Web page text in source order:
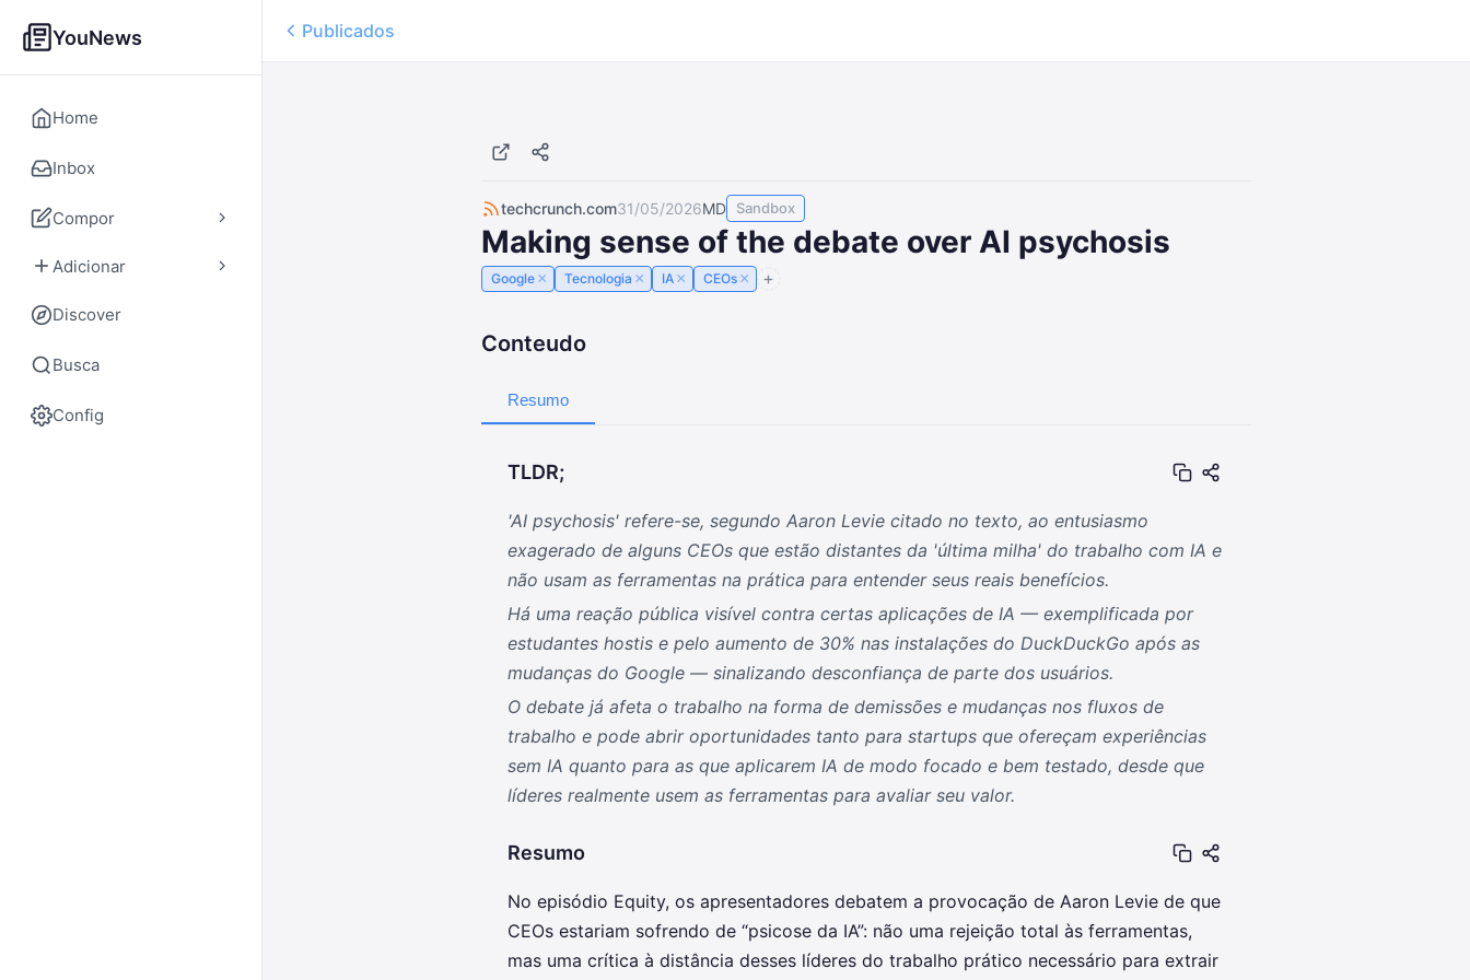
YouNews
Home
Inbox
Compor
Adicionar
Discover
Busca
Config
Publicados
techcrunch.com31/05/2026MD Sandbox
Making sense of the debate over AI psychosis
Google × Tecnologia × IA × CEOs ×
Conteudo
Resumo
TLDR;
'AI psychosis' refere-se, segundo Aaron Levie citado no texto, ao entusiasmo
exagerado de alguns CEOs que estão distantes da 'última milha' do trabalho com IA e
não usam as ferramentas na prática para entender seus reais benefícios.
Há uma reação pública visível contra certas aplicações de IA — exemplificada por
estudantes hostis e pelo aumento de 30% nas instalações do DuckDuckGo após as
mudanças do Google — sinalizando desconfiança de parte dos usuários.
O debate já afeta o trabalho na forma de demissões e mudanças nos fluxos de
trabalho e pode abrir oportunidades tanto para startups que ofereçam experiências
sem IA quanto para as que aplicarem IA de modo focado e bem testado, desde que
líderes realmente usem as ferramentas para avaliar seu valor.
Resumo
No episódio Equity, os apresentadores debatem a provocação de Aaron Levie de que
CEOs estariam sofrendo de “psicose da IA”: não uma rejeição total às ferramentas,
mas uma crítica à distância desses líderes do trabalho prático necessário para extrair